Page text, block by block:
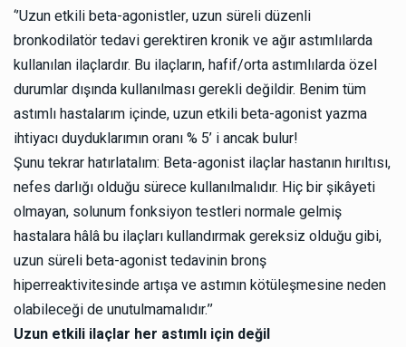
‘’Uzun etkili beta-agonistler, uzun süreli düzenli
bronkodilatör tedavi gerektiren kronik ve ağır astımlılarda
kullanılan ilaçlardır. Bu ilaçların, hafif/orta astımlılarda özel
durumlar dışında kullanılması gerekli değildir. Benim tüm
astımlı hastalarım içinde, uzun etkili beta-agonist yazma
ihtiyacı duyduklarımın oranı % 5’ i ancak bulur!
Şunu tekrar hatırlatalım: Beta-agonist ilaçlar hastanın hırıltısı,
nefes darlığı olduğu sürece kullanılmalıdır. Hiç bir şikâyeti
olmayan, solunum fonksiyon testleri normale gelmiş
hastalara hâlâ bu ilaçları kullandırmak gereksiz olduğu gibi,
uzun süreli beta-agonist tedavinin bronş
hiperreaktivitesinde artışa ve astımın kötüleşmesine neden
olabileceği de unutulmamalıdır.’’
Uzun etkili ilaçlar her astımlı için değil